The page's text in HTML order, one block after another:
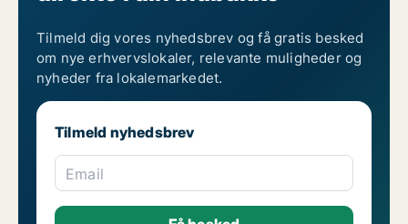
Tilmeld dig vores nyhedsbrev og få gratis besked
om nye erhvervslokaler, relevante muligheder og
nyheder fra lokalemarkedet.
Tilmeld nyhedsbrev
Email